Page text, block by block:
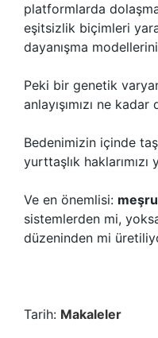
platformlarda
eşitsizlik biçimleri
dayanışma
Peki bir genetik
anlayışımızı ne
Bedenimizin içinde
yurttaşlık
Ve en önemlisi:
sistemlerden mi,
düzeninden mi
Tarih: Makaleler